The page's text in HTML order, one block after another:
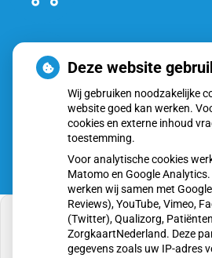
Inschrijven
Deze website
Wij gebruiken noodzakelijke
website goed kan werken.
cookies en externe inhoud
toestemming.
Voor analytische cookies
Matomo en Google
werken wij samen met
Reviews), YouTube, Vimeo,
(Twitter), Qualizorg,
ZorgkaartNederland. Deze
gegevens zoals uw IP-adres